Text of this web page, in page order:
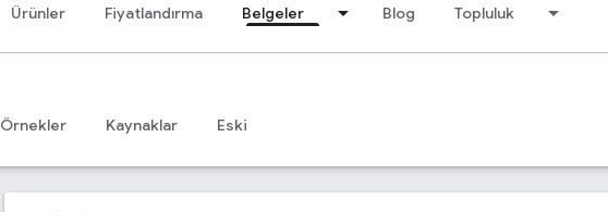
Ürünler Fiyatlandırma Belgeler Blog Topluluk
Örnekler Kaynaklar Eski